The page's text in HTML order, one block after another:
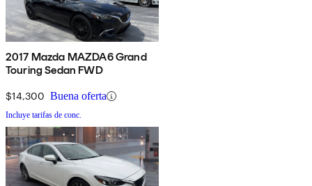
2017 Mazda MAZDA6 Grand
Touring Sedan FWD
$14,300 Buena oferta
Incluye tarifas de conc.